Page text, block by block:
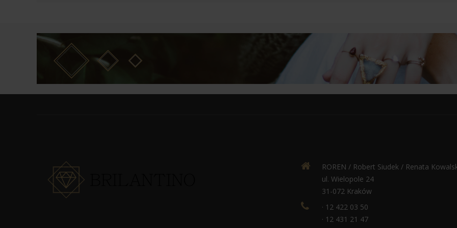
ROREN / Robert Siudek / Renata
ul. Wielopole 24
31-072 Kraków
· 12 422 03 50
· 12 431 21 47